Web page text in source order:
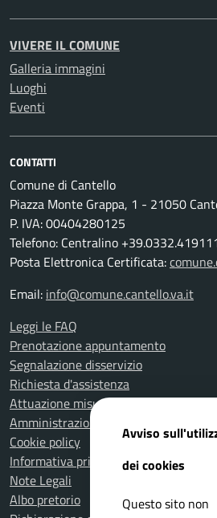
VIVERE IL COMUNE
Galleria immagini
Luoghi
Eventi
CONTATTI
Comune di Cantello
Piazza Monte Grappa, 1 - 21050
P. IVA: 00404280125
Telefono: Centralino
Posta Elettronica Certificata:
Email: info@comune.cantello.va.it
Leggi le FAQ
Prenotazione appuntamento
Segnalazione disservizio
Richiesta d'assistenza
Attuazione misure PNRR
Amministrazione trasparente
Cookie policy
Informativa privacy
Note Legali
Albo pretorio
Avviso
dei cookies
Questo sito non